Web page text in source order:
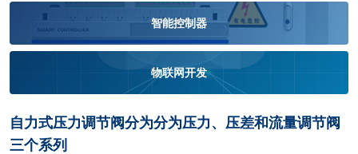
智能控制器
物联网开发
自力式压力调节阀分为分为压力、压差和流量调节阀
三个系列